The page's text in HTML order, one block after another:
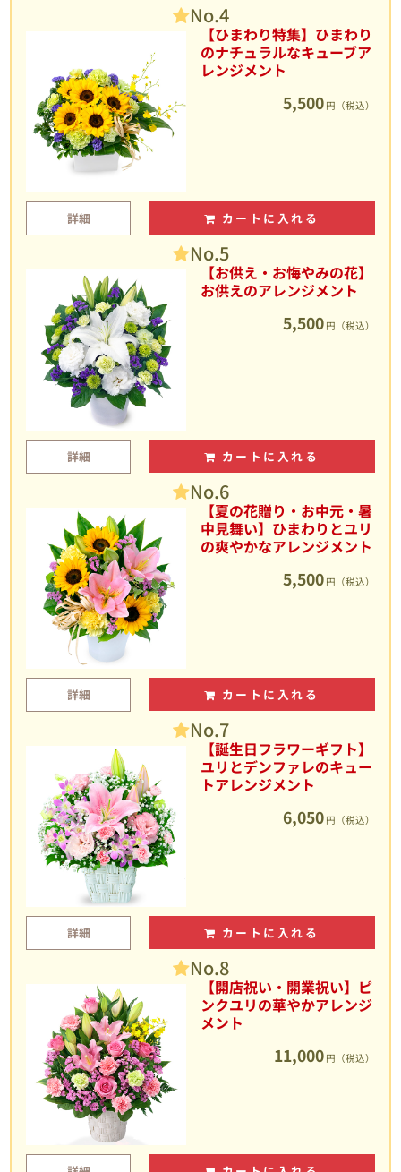
No.4
【ひまわり特集】ひまわり
のナチュラルなキューブア
レンジメント
5,500 円（税込）
詳細 カートに入れる
No.5
【お供え・お悔やみの花】
お供えのアレンジメント
5,500 円（税込）
詳細 カートに入れる
No.6
【夏の花贈り・お中元・暑
中見舞い】ひまわりとユリ
の爽やかなアレンジメント
5,500 円（税込）
詳細 カートに入れる
No.7
【誕生日フラワーギフト】
ユリとデンファレのキュー
トアレンジメント
6,050 円（税込）
詳細 カートに入れる
No.8
【開店祝い・開業祝い】ピ
ンクユリの華やかアレンジ
メント
11,000 円（税込）